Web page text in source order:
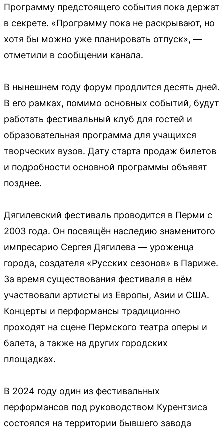
Программу предстоящего события пока держат
в секрете. «Программу пока не раскрывают, но
хотя бы можно уже планировать отпуск», —
отметили в сообщении канала.
В нынешнем году форум продлится десять дней.
В его рамках, помимо основных событий, будут
работать фестивальный клуб для гостей и
образовательная программа для учащихся
творческих вузов. Дату старта продаж билетов
и подробности основной программы объявят
позднее.
Дягилевский фестиваль проводится в Перми с
2003 года. Он посвящён наследию знаменитого
импресарио Сергея Дягилева — уроженца
города, создателя «Русских сезонов» в Париже.
За время существования фестиваля в нём
участвовали артисты из Европы, Азии и США.
Концерты и перформансы традиционно
проходят на сцене Пермского театра оперы и
балета, а также на других городских
площадках.
В 2024 году один из фестивальных
перформансов под руководством Курентзиса
состоялся на территории бывшего завода